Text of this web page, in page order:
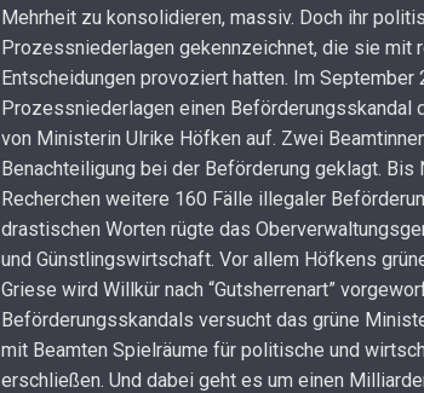
Mehrheit zu konsolidieren, massiv. Doch ihr
Prozessniederlagen gekennzeichnet, die sie mit
Entscheidungen provoziert hatten. Im
Prozessniederlagen einen Beförderungsskandal
von Ministerin Ulrike Höfken auf. Zwei
Benachteiligung bei der Beförderung geklagt. Bis
Recherchen weitere 160 Fälle illegaler
drastischen Worten rügte das
und Günstlingswirtschaft. Vor allem Höfkens
Griese wird Willkür nach “Gutsherrenart”
Beförderungsskandals versucht das grüne
mit Beamten Spielräume für politische und
erschließen. Und dabei geht es um einen